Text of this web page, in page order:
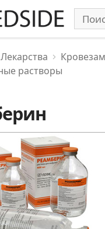
Лекарства
растворы